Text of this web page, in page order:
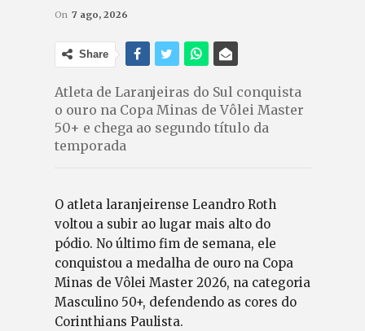
On 7 ago, 2026
Share
Atleta de Laranjeiras do Sul conquista
o ouro na Copa Minas de Vôlei Master
50+ e chega ao segundo título da
temporada
O atleta laranjeirense Leandro Roth
voltou a subir ao lugar mais alto do
pódio. No último fim de semana, ele
conquistou a medalha de ouro na Copa
Minas de Vôlei Master 2026, na categoria
Masculino 50+, defendendo as cores do
Corinthians Paulista.